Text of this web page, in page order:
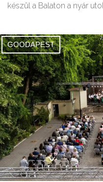
készül a Balaton a nyár
GOODAPEST